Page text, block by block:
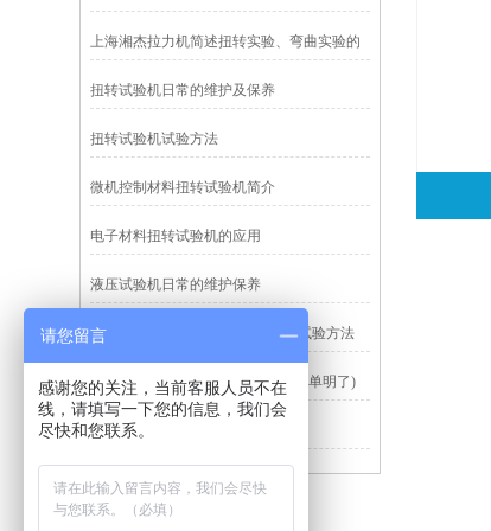
上海湘杰拉力机简述扭转实验、弯曲实验的
扭转试验机日常的维护及保养
扭转试验机试验方法
微机控制材料扭转试验机简介
电子材料扭转试验机的应用
液压试验机日常的维护保养
GB/T1043-93硬质塑料简支梁冲击试验方法
拉力机操作的时候需注意的细节(简单明了)
橡胶O型密封圈测试的要求及条件
请您留言
感谢您的关注，当前客服人员不在
线，请填写一下您的信息，我们会
尽快和您联系。